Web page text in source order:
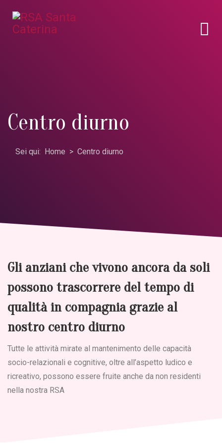
Centro diurno
Sei qui: Home Centro diurno
Gli anziani che vivono ancora da soli
possono trascorrere del tempo di
qualità in compagnia grazie al
nostro centro diurno
Tutte le attività mirate al mantenimento delle capacità
socio-relazionali e cognitive, oltre all’aspetto ludico e
ricreativo, possono essere fruite anche da non residenti
nella nostra RSA